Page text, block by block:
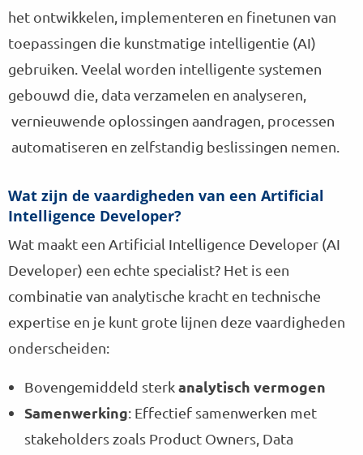
het ontwikkelen, implementeren en finetunen van
toepassingen die kunstmatige intelligentie (AI)
gebruiken. Veelal worden intelligente systemen
gebouwd die, data verzamelen en analyseren,
vernieuwende oplossingen aandragen, processen
automatiseren en zelfstandig beslissingen nemen.
Wat zijn de vaardigheden van een Artificial
Intelligence Developer?
Wat maakt een Artificial Intelligence Developer (AI
Developer) een echte specialist? Het is een
combinatie van analytische kracht en technische
expertise en je kunt grote lijnen deze vaardigheden
onderscheiden:
Bovengemiddeld sterkanalytisch vermogen
Samenwerking: Effectief samenwerken met
stakeholders zoals Product Owners, Data